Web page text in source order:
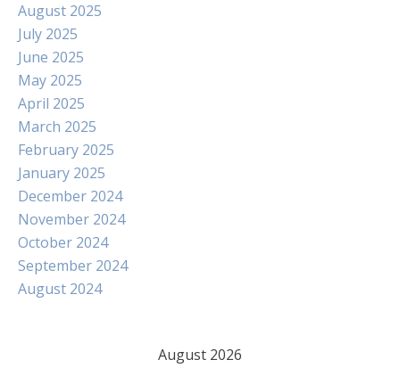
August 2025
July 2025
June 2025
May 2025
April 2025
March 2025
February 2025
January 2025
December 2024
November 2024
October 2024
September 2024
August 2024
August 2026